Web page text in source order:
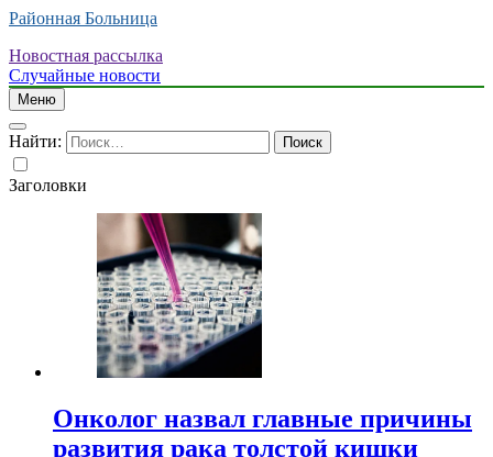
Районная Больница
Новостная рассылка
Случайные новости
Меню
Найти:
Заголовки
Онколог назвал главные причины
развития рака толстой кишки